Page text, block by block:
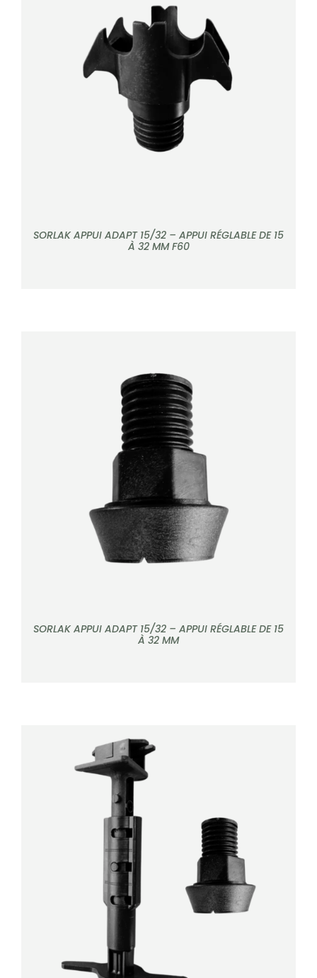
DÉTAILS
SORLAK APPUI ADAPT 15/32 – APPUI RÉGLABLE DE 15
À 32 MM F60
DÉTAILS
SORLAK APPUI ADAPT 15/32 – APPUI RÉGLABLE DE 15
À 32 MM
DÉTAILS